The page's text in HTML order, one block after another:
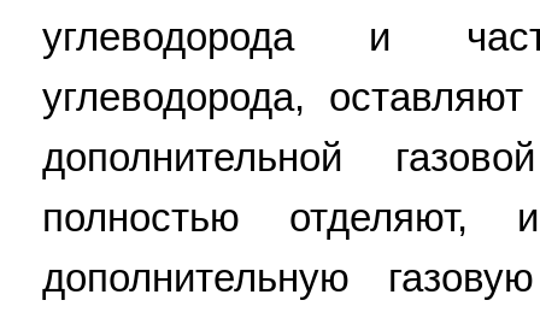
углеводорода и
углеводорода,
дополнительной
полностью
дополнительную